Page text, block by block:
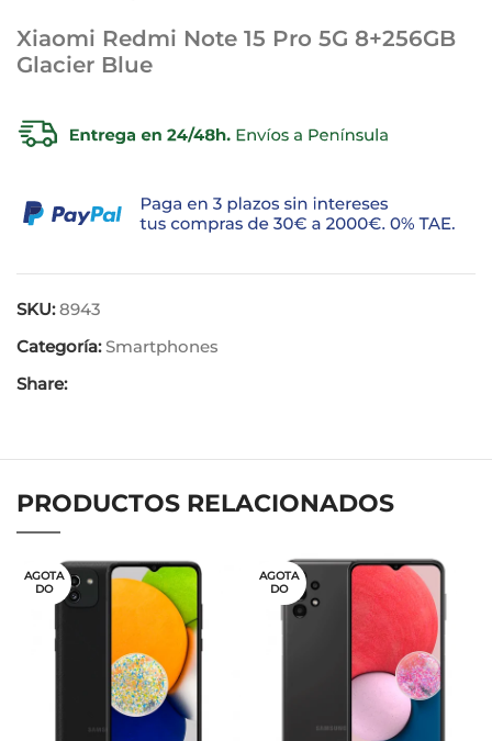
Xiaomi Redmi Note 15 Pro 5G 8+256GB
Glacier Blue
SKU:8943
Categoría: Smartphones
Share:
PRODUCTOS RELACIONADOS
AGOTA
DO
AGOTA
DO